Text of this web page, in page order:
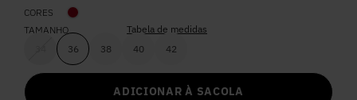
CORES
TAMANHO
36 38 40 42
Tabela de medidas
ADICIONAR À SACOLA
2 Roupas
º Jeans